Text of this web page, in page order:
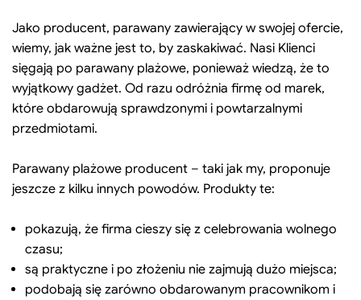
Jako producent, parawany zawierający w swojej ofercie,
wiemy, jak ważne jest to, by zaskakiwać. Nasi Klienci
sięgają po parawany plażowe, ponieważ wiedzą, że to
wyjątkowy gadżet. Od razu odróżnia firmę od marek,
które obdarowują sprawdzonymi i powtarzalnymi
przedmiotami.
Parawany plażowe producent – taki jak my, proponuje
jeszcze z kilku innych powodów. Produkty te:
pokazują, że firma cieszy się z celebrowania wolnego
czasu;
są praktyczne i po złożeniu nie zajmują dużo miejsca;
podobają się zarówno obdarowanym pracownikom i